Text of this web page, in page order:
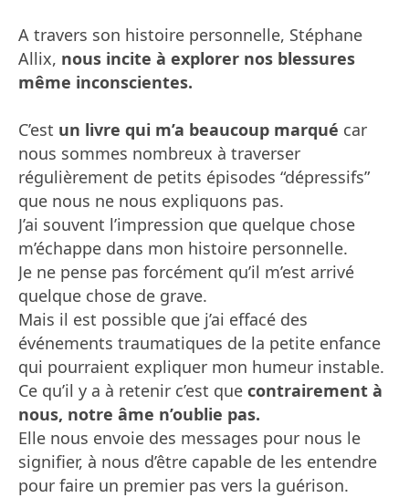
A travers son histoire personnelle, Stéphane
Allix, nous incite à explorer nos blessures
même inconscientes.
C’est un livre qui m’a beaucoup marqué car
nous sommes nombreux à traverser
régulièrement de petits épisodes “dépressifs”
que nous ne nous expliquons pas.
J’ai souvent l’impression que quelque chose
m’échappe dans mon histoire personnelle.
Je ne pense pas forcément qu’il m’est arrivé
quelque chose de grave.
Mais il est possible que j’ai effacé des
événements traumatiques de la petite enfance
qui pourraient expliquer mon humeur instable.
Ce qu’il y a à retenir c’est que contrairement à
nous, notre âme n’oublie pas.
Elle nous envoie des messages pour nous le
signifier, à nous d’être capable de les entendre
pour faire un premier pas vers la guérison.